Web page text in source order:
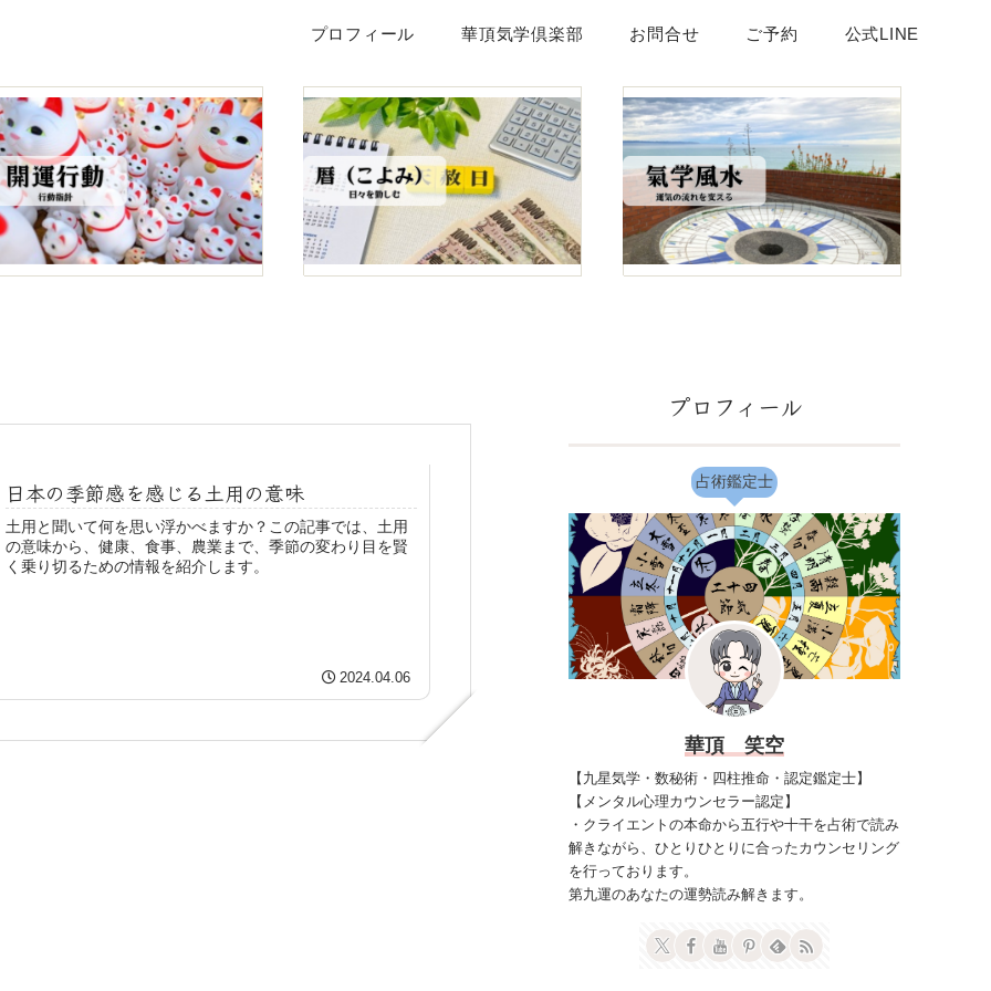
プロフィール 華頂気学倶楽部 お問合せ ご予約 公式LINE
日本の季節感を感じる土用の意味
土用と聞いて何を思い浮かべますか？この記事では、土用
の意味から、健康、食事、農業まで、季節の変わり目を賢
く乗り切るための情報を紹介します。
2024.04.06
プロフィール
占術鑑定士
華頂 笑空
【九星気学・数秘術・四柱推命・認定鑑定士】
【メンタル心理カウンセラー認定】
・クライエントの本命から五行や十干を占術で読み
解きながら、ひとりひとりに合ったカウンセリング
を行っております。
第九運のあなたの運勢読み解きます。